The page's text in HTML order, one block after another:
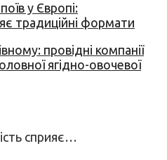
у Європі:
традиційні формати
провідні компанії
ягідно-овочевої
сприяє…